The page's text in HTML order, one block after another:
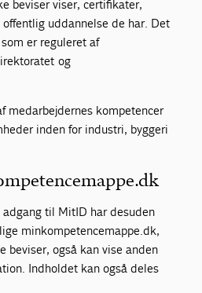
beviser viser, certifikater,
uddannelse de har. Det
er reguleret af
og
medarbejdernes kompetencer
inden for industri, byggeri
til MitID har desuden
minkompetencemappe.dk,
beviser, også kan vise anden
Indholdet kan også deles